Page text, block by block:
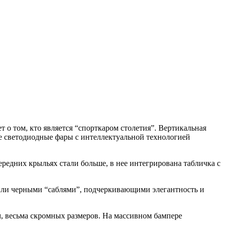
том, кто является “спорткаром столетия”. Вертикальная
фары с интеллектуальной технологией
крыльях стали больше, в нее интегрирована табличка с
черными “саблями”, подчеркивающими элегантность и
скромных размеров. На массивном бампере